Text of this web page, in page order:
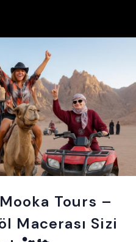
Tours –
Macerası Sizi